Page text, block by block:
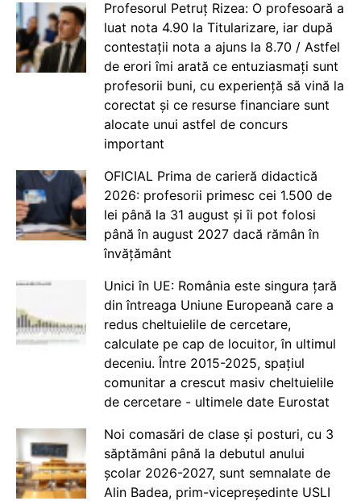
Profesorul Petruț Rizea: O profesoară a
luat nota 4.90 la Titularizare, iar după
contestații nota a ajuns la 8.70 / Astfel
de erori îmi arată ce entuziasmați sunt
profesorii buni, cu experiență să vină la
corectat și ce resurse financiare sunt
alocate unui astfel de concurs
important
OFICIAL Prima de carieră didactică
2026: profesorii primesc cei 1.500 de
lei până la 31 august și îi pot folosi
până în august 2027 dacă rămân în
învățământ
Unici în UE: România este singura țară
din întreaga Uniune Europeană care a
redus cheltuielile de cercetare,
calculate pe cap de locuitor, în ultimul
deceniu. Între 2015-2025, spațiul
comunitar a crescut masiv cheltuielile
de cercetare - ultimele date Eurostat
Noi comasări de clase și posturi, cu 3
săptămâni până la debutul anului
școlar 2026-2027, sunt semnalate de
Alin Badea, prim-vicepreședinte USLI